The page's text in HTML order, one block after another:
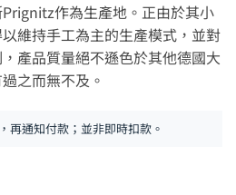
作為生產地。正由於其小
維持手工為主的生產模式，並對
產品質量絕不遜色於其他德國大
之而無不及。
再通知付款；並非即時扣款。